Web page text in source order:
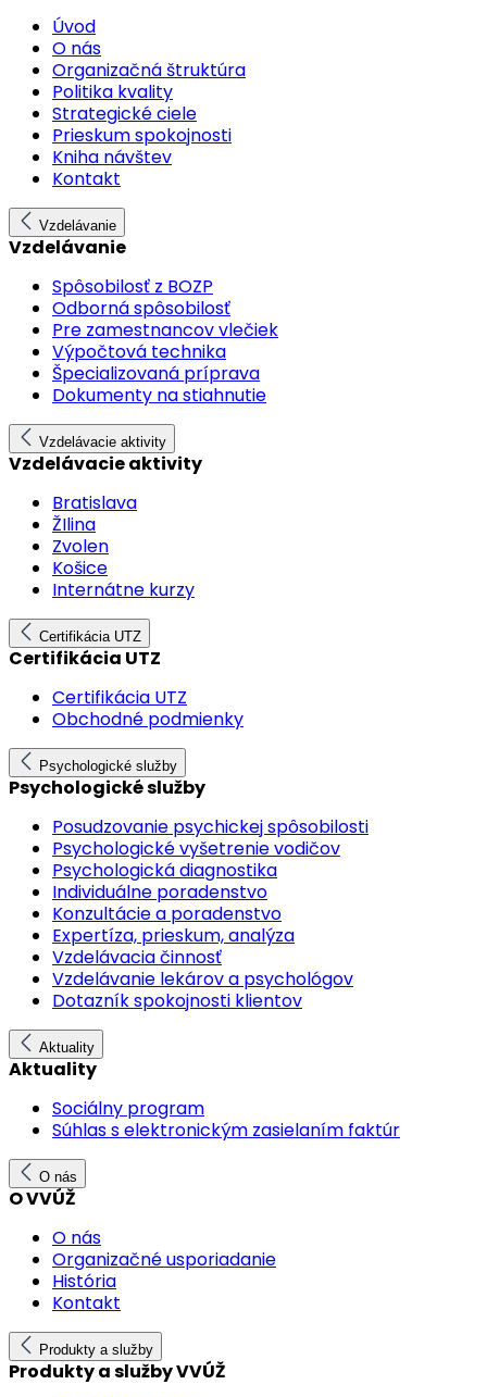
Úvod
O nás
Organizačná štruktúra
Politika kvality
Strategické ciele
Prieskum spokojnosti
Kniha návštev
Kontakt
Vzdelávanie
Vzdelávanie
Spôsobilosť z BOZP
Odborná spôsobilosť
Pre zamestnancov vlečiek
Výpočtová technika
Špecializovaná príprava
Dokumenty na stiahnutie
Vzdelávacie aktivity
Vzdelávacie aktivity
Bratislava
ŽIlina
Zvolen
Košice
Internátne kurzy
Certifikácia UTZ
Certifikácia UTZ
Certifikácia UTZ
Obchodné podmienky
Psychologické služby
Psychologické služby
Posudzovanie psychickej spôsobilosti
Psychologické vyšetrenie vodičov
Psychologická diagnostika
Individuálne poradenstvo
Konzultácie a poradenstvo
Expertíza, prieskum, analýza
Vzdelávacia činnosť
Vzdelávanie lekárov a psychológov
Dotazník spokojnosti klientov
Aktuality
Aktuality
Sociálny program
Súhlas s elektronickým zasielaním faktúr
O nás
O VVÚŽ
O nás
Organizačné usporiadanie
História
Kontakt
Produkty a služby
Produkty a služby VVÚŽ